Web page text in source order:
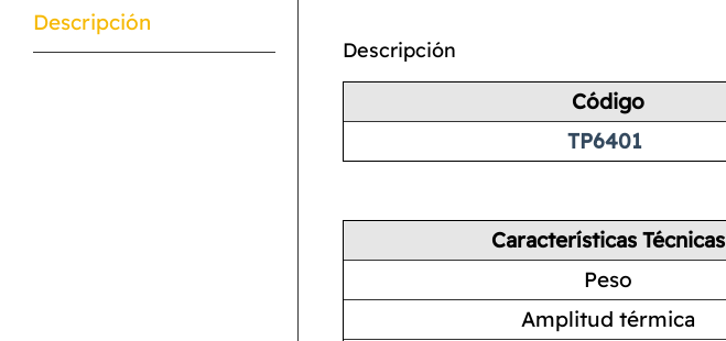
Descripción
Descripción
Código
TP6401
Características Técnicas
Peso
Amplitud térmica